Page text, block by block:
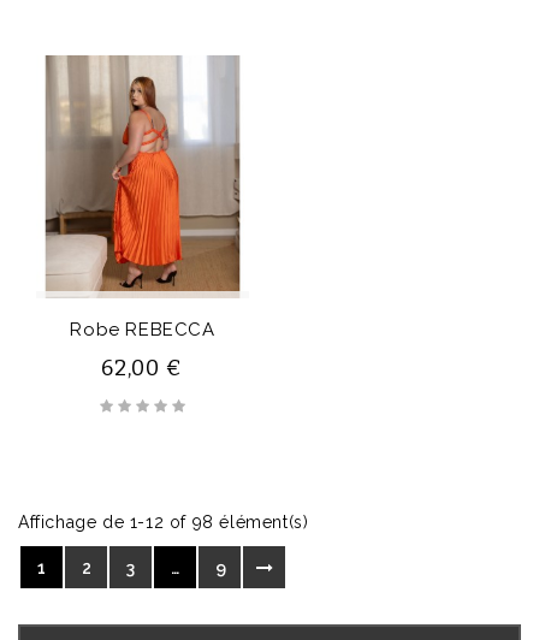
Robe REBECCA
62,00 €
Affichage de 1-12 of 98 élément(s)
1 2 3 … 9